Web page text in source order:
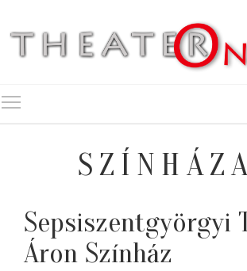
Sepsiszentgyörgyi
Áron Színház